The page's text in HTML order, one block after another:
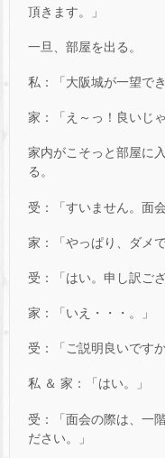
頂きます。」
一旦、部屋を出る。
私：「大阪城が一望でき
家：「え～っ！良いじゃ
家内がこそっと部屋に
る。
受：「すいません。面
家：「やっぱり、ダメ
受：「はい。申し訳ご
家：「いえ・・・。」
受：「ご説明良いですか
私 ＆ 家：「はい。」
受：「面会の際は、一
ださい。」